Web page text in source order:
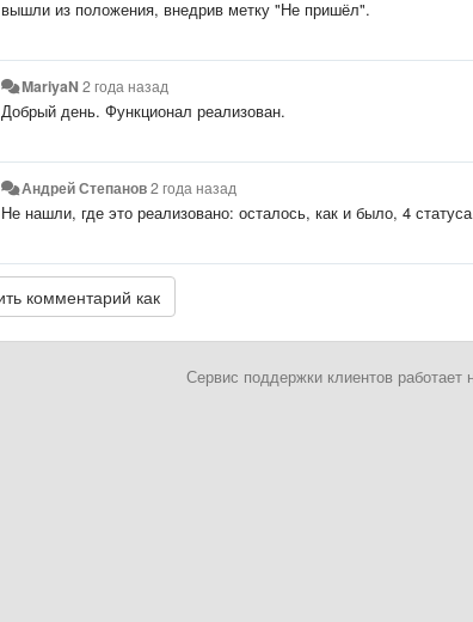
вышли из положения, внедрив метку "Не пришёл".
MariyaN 2 года назад
Добрый день. Функционал реализован.
Андрей Степанов2 года назад
Не нашли, где это реализовано: осталось, как и было, 4
Сервис поддержки клиентов